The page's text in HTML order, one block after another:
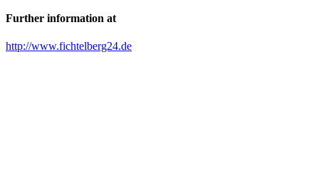
Further information at
http://www.fichtelberg24.de